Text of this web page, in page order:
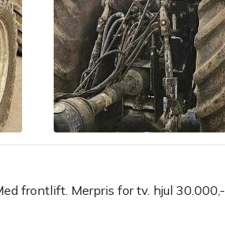
frontlift. Merpris for tv. hjul 30.000,-